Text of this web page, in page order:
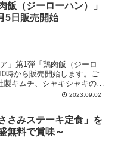
飯（ジーローハン）」
5日販売開始
」第1弾「鶏肉飯（ジーロ
時から販売開始します。ご
キムチ、シャキシャキの青
ます。日本の米に合うよう
2023.09.02
さみステーキ定食」を
無料で賞味～